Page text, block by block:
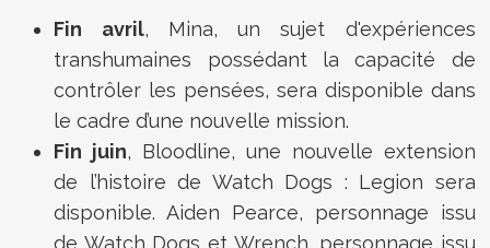
Fin avril, Mina, un sujet d'expériences
transhumaines possédant la capacité de
contrôler les pensées, sera disponible dans
le cadre d’une nouvelle mission.
Fin juin, Bloodline, une nouvelle extension
de l’histoire de Watch Dogs : Legion sera
disponible. Aiden Pearce, personnage issu
de Watch Dogs et Wrench, personnage issu